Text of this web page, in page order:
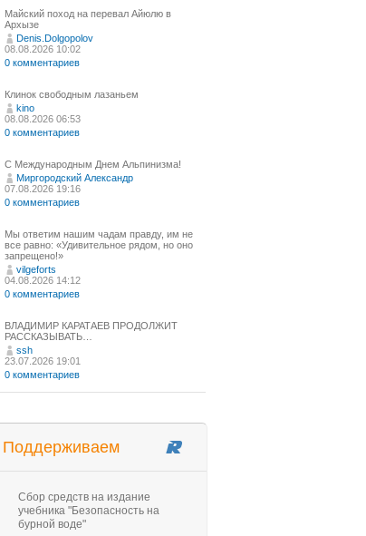
Майский поход на перевал Айюлю в
Архызе
Denis.Dolgopolov
08.08.2026 10:02
0 комментариев
Клинок свободным лазаньем
kino
08.08.2026 06:53
0 комментариев
С Международным Днем Альпинизма!⁠
Миргородский Александр
07.08.2026 19:16
0 комментариев
Мы ответим нашим чадам правду, им не
все равно: «Удивительное рядом, но оно
запрещено!»
vilgeforts
04.08.2026 14:12
0 комментариев
ВЛАДИМИР КАРАТАЕВ ПРОДОЛЖИТ
РАССКАЗЫВАТЬ…
ssh
23.07.2026 19:01
0 комментариев
Поддерживаем
Сбор средств на издание
учебника "Безопасность на
бурной воде"